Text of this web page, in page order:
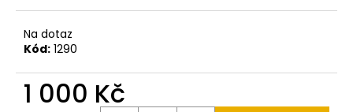
Na dotaz
Kód: 1290
1 000 Kč
j
e
m
e